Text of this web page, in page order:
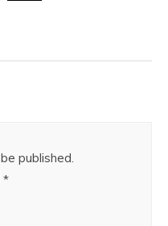
published.
*